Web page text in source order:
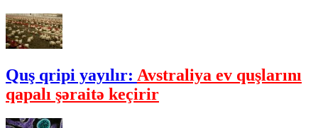
Quş qripi yayılır: Avstraliya ev quşlarını
qapalı şəraitə keçirir